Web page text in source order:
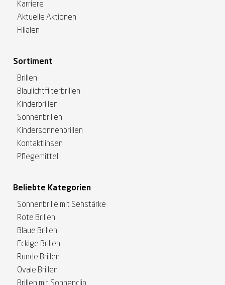
Karriere
Aktuelle Aktionen
Filialen
Sortiment
Brillen
Blaulichtfilterbrillen
Kinderbrillen
Sonnenbrillen
Kindersonnenbrillen
Kontaktlinsen
Pflegemittel
Beliebte Kategorien
Sonnenbrille mit Sehstärke
Rote Brillen
Blaue Brillen
Eckige Brillen
Runde Brillen
Ovale Brillen